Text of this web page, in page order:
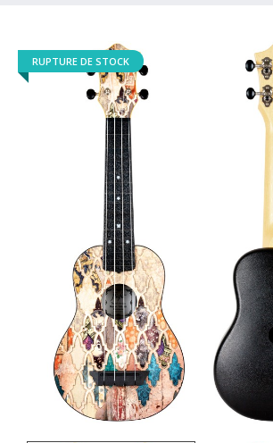
RUPTURE DE STOCK